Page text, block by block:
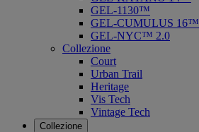
GEL-1130™
GEL-CUMULUS 16™
GEL-NYC™ 2.0
Collezione
Court
Urban Trail
Heritage
Vis Tech
Vintage Tech
Collezione